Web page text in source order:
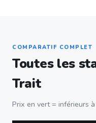
COMPARATIF COMPLET
Toutes les
Trait
Prix en vert = inférieurs